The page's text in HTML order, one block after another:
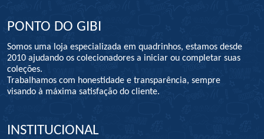
PONTO DO GIBI
Somos uma loja especializada em quadrinhos, estamos desde
2010 ajudando os colecionadores a iniciar ou completar suas
coleções.
Trabalhamos com honestidade e transparência, sempre
visando à máxima satisfação do cliente.
INSTITUCIONAL